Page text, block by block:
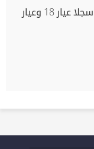
أسعار الذهب اليوم الإثنين في مصر.. كم سجلا عيار 18 وعيار